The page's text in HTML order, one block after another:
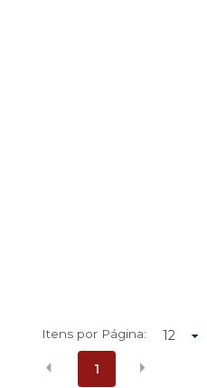
Itens por Página:
1